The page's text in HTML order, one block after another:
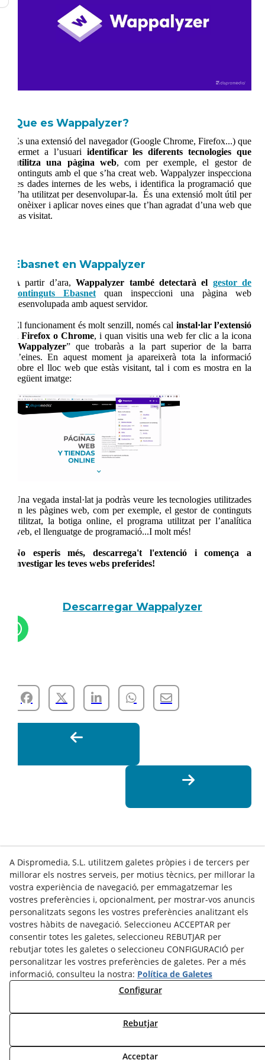
Que es Wappalyzer?
És una extensió del navegador (Google Chrome, Firefox...) que
permet a l’usuari identificar les diferents tecnologies que
utilitza una pàgina web, com per exemple, el gestor de
continguts amb el que s’ha creat web. Wappalyzer inspecciona
les dades internes de les webs, i identifica la programació que
s’ha utilitzat per desenvolupar-la. És una extensió molt útil per
conèixer i aplicar noves eines que t’han agradat d’una web que
has visitat.
Ebasnet en Wappalyzer
A partir d’ara,Wappalyzer també detectarà el gestor de
continguts Ebasnet
quan inspeccioni una pàgina web
desenvolupada amb aquest servidor.
El funcionament és molt senzill, només cal instal·lar l’extensió
a Firefox o Chrome, i quan visitis una web fer clic a la icona
Wappalyzer” que trobaràs a la part superior de la barra
d’eines. En aquest moment ja apareixerà tota la informació
sobre el lloc web que estàs visitant, tal i com es mostra en la
següent imatge:
Una vegada instal·lat ja podràs veure les tecnologies utilitzades
en les pàgines web, com per exemple, el gestor de continguts
utilitzat, la botiga online, el programa utilitzat per l’analítica
web, el llenguatge de programació...I molt més!
No esperis més, descarrega't l'extenció i comença a
investigar les teves webs preferides!
Descarregar Wappalyzer
Contacte
Actualitat Política de Privacitat Cookies Policy
Avís Legal Termes i Condicions d'Ús Canal Denúncies
Política de Seguretat - ENS
Estat del Servei
Dilluns a Divendres:
8.00a15.00h
A Dispromedia, S.L. utilitzem galetes pròpies i de tercers per
millorar els nostres serveis, per motius tècnics, per millorar la
vostra experiència de navegació, per emmagatzemar les
vostres preferències i, opcionalment, per mostrar-vos anuncis
personalitzats segons les vostres preferències analitzant els
vostres hàbits de navegació. Seleccioneu ACCEPTAR per
consentir totes les galetes, seleccioneu REBUTJAR per
rebutjar totes les galetes o seleccioneu CONFIGURACIÓ per
personalitzar les vostres preferències de galetes. Per a més
informació, consulteu la nostra: Política de Galetes
Configurar
Rebutjar
Acceptar